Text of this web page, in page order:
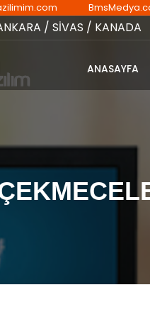
/ SİVAS / KANADA
ANASAYFA